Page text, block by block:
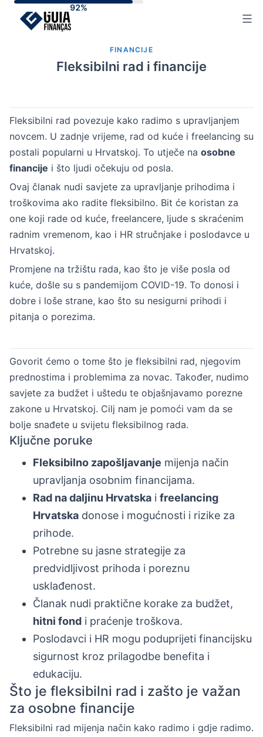
FINANCIJE
Fleksibilni rad i financije
Fleksibilni rad povezuje kako radimo s upravljanjem
novcem. U zadnje vrijeme, rad od kuće i freelancing su
postali popularni u Hrvatskoj. To utječe na osobne
financije i što ljudi očekuju od posla.
Ovaj članak nudi savjete za upravljanje prihodima i
troškovima ako radite fleksibilno. Bit će koristan za
one koji rade od kuće, freelancere, ljude s skraćenim
radnim vremenom, kao i HR stručnjake i poslodavce u
Hrvatskoj.
Promjene na tržištu rada, kao što je više posla od
kuće, došle su s pandemijom COVID-19. To donosi i
dobre i loše strane, kao što su nesigurni prihodi i
pitanja o porezima.
Govorit ćemo o tome što je fleksibilni rad, njegovim
prednostima i problemima za novac. Također, nudimo
savjete za budžet i uštedu te objašnjavamo porezne
zakone u Hrvatskoj. Cilj nam je pomoći vam da se
bolje snađete u svijetu fleksibilnog rada.
Ključne poruke
Fleksibilno zapošljavanje mijenja način
upravljanja osobnim financijama.
Rad na daljinu Hrvatska i freelancing
Hrvatska donose i mogućnosti i rizike za
prihode.
Potrebne su jasne strategije za
predvidljivost prihoda i poreznu
usklađenost.
Članak nudi praktične korake za budžet,
hitni fond i praćenje troškova.
Poslodavci i HR mogu poduprijeti financijsku
sigurnost kroz prilagodbe benefita i
edukaciju.
Što je fleksibilni rad i zašto je važan
za osobne financije
Fleksibilni rad mijenja način kako radimo i gdje radimo.